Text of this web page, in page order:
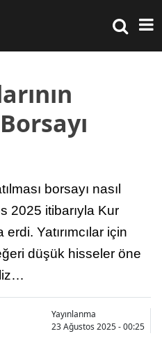
borsayı nasıl
2025 itibarıyla Kur
Yatırımcılar için
düşük hisseler öne
Yayınlanma
23 Ağustos 2025 - 00:25